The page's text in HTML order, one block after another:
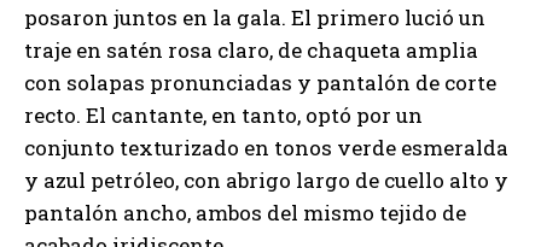
posaron juntos en la gala. El primero lució un
traje en satén rosa claro, de chaqueta amplia
con solapas pronunciadas y pantalón de corte
recto. El cantante, en tanto, optó por un
conjunto texturizado en tonos verde esmeralda
y azul petróleo, con abrigo largo de cuello alto y
pantalón ancho, ambos del mismo tejido de